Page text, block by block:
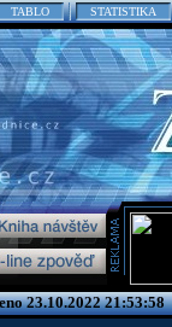
TABLO STATISTIKA
23.10.2022 21:53:58